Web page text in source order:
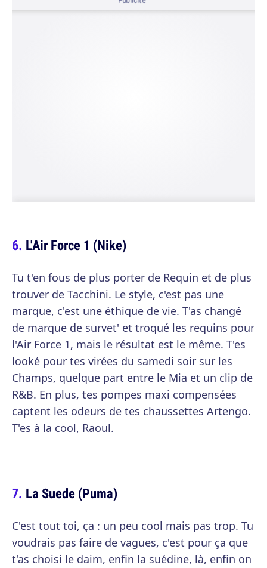
L'Air Force 1 (Nike)
Tu t'en fous de plus porter de Requin et de plus
trouver de Tacchini. Le style, c'est pas une
marque, c'est une éthique de vie. T'as changé
de marque de survet' et troqué les requins pour
l'Air Force 1, mais le résultat est le même. T'es
looké pour tes virées du samedi soir sur les
Champs, quelque part entre le Mia et un clip de
R&B. En plus, tes pompes maxi compensées
captent les odeurs de tes chaussettes Artengo.
T'es à la cool, Raoul.
La Suede (Puma)
C'est tout toi, ça : un peu cool mais pas trop. Tu
voudrais pas faire de vagues, c'est pour ça que
t'as choisi le daim, enfin la suédine, là, enfin on